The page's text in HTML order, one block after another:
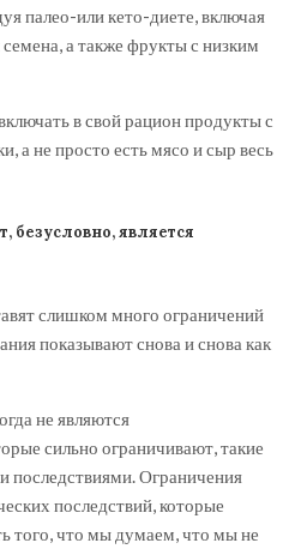
палео-или кето-диете, включая
а также фрукты с низким
в свой рацион продукты с
а не просто есть мясо и сыр весь
безусловно, является
слишком много ограничений
показывают снова и снова как
не являются
сильно ограничивают, такие
последствиями. Ограничения
последствий, которые
того, что мы думаем, что мы не